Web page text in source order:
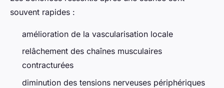
souvent rapides :
amélioration de la vascularisation locale
relâchement des chaînes musculaires
contracturées
diminution des tensions nerveuses périphériques